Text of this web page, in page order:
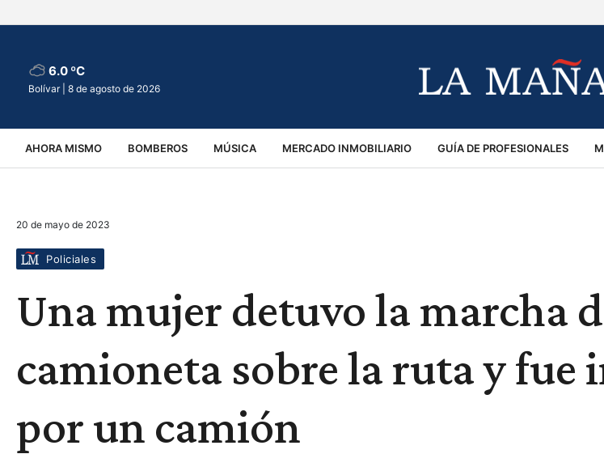
6.0 ºC
Bolívar | 8 de agosto de 2026
AHORA MISMO BOMBEROS MÚSICA MERCADO INMOBILIARIO GUÍA DE PROFESIONALES
VIRALES ACCIDENTES
20 de mayo de 2023
Policiales
Una mujer detuvo la marcha
camioneta sobre la ruta y fue
por un camión